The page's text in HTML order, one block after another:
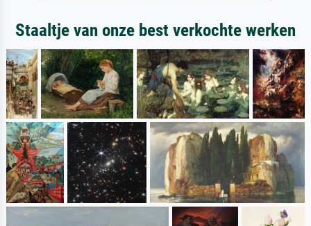
Staaltje van onze best verkochte werken